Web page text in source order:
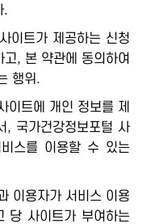
.
이트가 제공하는 신청
, 본 약관에 동의하여
행위.
트에 개인 정보를 제
, 국가건강정보포털 사
스를 이용할 수 있는
이용자가 서비스 이용
당 사이트가 부여하는